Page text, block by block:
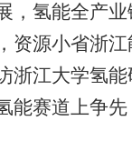
，氢能全产业
源小省浙江
浙江大学氢
能赛道上争